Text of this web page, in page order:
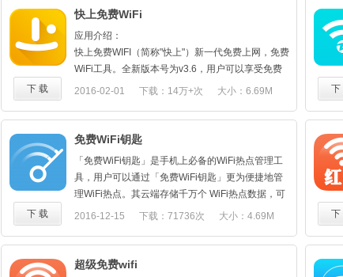
特色功能：
【免费】
随时随地节省网络流量，无需密码查看器也可一键
连接网络，畅享24小时免费WiFi，无需担心流量不
够用；
实时监测WiFi安全，主动防御风险WiFi，保护用户
信息安全，是你的安全WiFi管家；
每日登陆APP可签到领取歪点，歪点可以用于兑换
话费和流量；
友圈、QQ空间、百度贴吧； 3、浏览百度地图，大
密码，上网钥匙！ 2、支持全国CMCC、CMCC-
EDU、CMCC-WEB，解锁！ 3、移动、联通、电信
手机通用，连接WiFi均由运营商架设热点，安全稳
定，维护个人信息安全！ 4、覆盖高校、商场、火
车站、机场、汽车站、医院等公共场所！ 5、使用
选！
快上免费WiFi
应用介绍：
快上免费WIFI（简称"快上"）新一代免费上网，免费
WiFi工具。全新版本号为v3.6，用户可以享受免费
WIFI热点，在产品中赚取积分后兑换流量话费等，
网自动搜索周边用户即时聊天、对WiFi进行冠名留
言、发送弹幕实时互动，在路上娱乐你的生活。
1. 全新3.6体验版本，连网速度低至5-10S，wifi热点
覆盖全国80%大中小城市；
2. 自定义冠名热点WIFI，新版块上新增冠名功能，
想告白、想宣传产品，想增加知名度……新版快上
APP帮你解决；
热点WiFi下说出你的声音；
2016-02-01 下载：14万+次 大小：6.69M
下 载 下
免费WiFi钥匙
「免费WiFi钥匙」是手机上必备的WiFi热点管理工
具，用户可以通过「免费WiFi钥匙」更为便捷地管
理WiFi热点。其云端存储千万个 WiFi热点数据，可
以为用户提供公共场所及已共享的 WiFi热点的免费
联系方式：
QQ群号：433568023
2016-12-15 下载：71736次 大小：4.69M
下 载 下
超级免费wifi